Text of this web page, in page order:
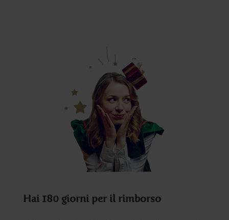
Hai 180 giorni per il rimborso